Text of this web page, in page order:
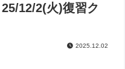
12/2(火)復習ク
2025.12.02